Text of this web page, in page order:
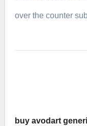
over the counter
buy avodart